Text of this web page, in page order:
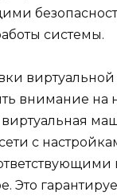
системы.
внимание на
виртуальная
с
Это